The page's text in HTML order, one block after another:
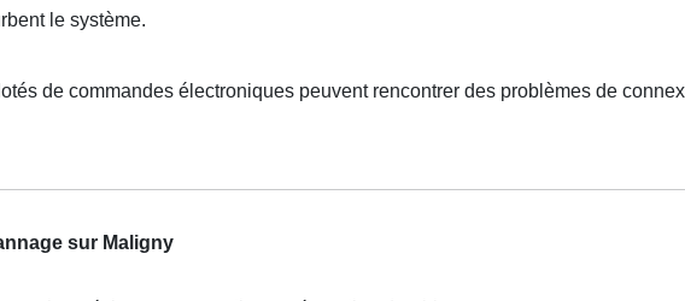
le système.
de commandes électroniques peuvent rencontrer des problèmes de
sur Maligny